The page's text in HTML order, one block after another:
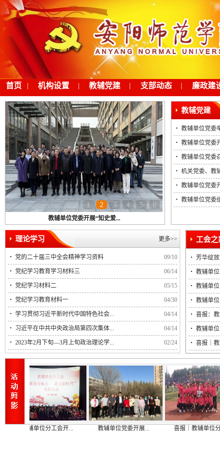
首页 | 机构设置 | 教辅党建 | 支部动态 | 廉政建
1 2 3 4 5 6
教辅单位党委开展“知史爱...
教辅党建
教辅单位党委
教辅单位党委
教辅单位党委
机关党委、教
教辅单位党委
教辅单位党委
更多>>
理论学习
09/10
党的二十届三中全会精神学习资料
06/14
党纪学习教育学习材料三
05/15
党纪学习材料二
04/30
党纪学习教育材料一
04/14
学习贯彻习近平新时代中国特色社会...
04/14
习近平在中共中央政治局第四次集体...
02/24
2023年2月下旬—3月上旬政治理论学...
芳华绽
教辅单
教辅单
教辅单
喜报：
教辅单
喜报｜
教辅单位分工会开... 教辅单位党委开展... 喜报｜教辅单位分...